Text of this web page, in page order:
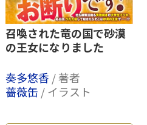
召喚された竜の国で砂漠
の王女になりました
奏多悠香 / 著者
薔薇缶 / イラスト